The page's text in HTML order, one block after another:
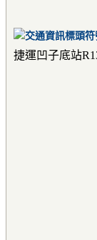
捷運凹子底站